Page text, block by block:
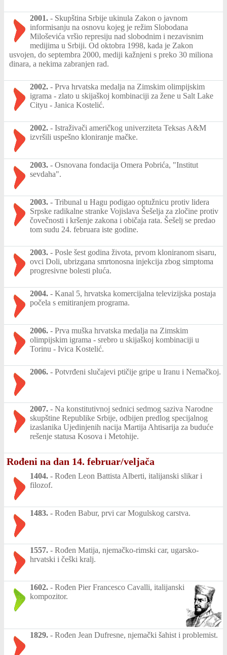
2001. - Skupština Srbije ukinula Zakon o javnom
informisanju na osnovu kojeg je režim Slobodana
Miloševića vršio represiju nad slobodnim i nezavisnim
medijima u Srbiji. Od oktobra 1998, kada je Zakon
usvojen, do septembra 2000, mediji kažnjeni s preko 30 miliona
dinara, a nekima zabranjen rad.
2002. - Prva hrvatska medalja na Zimskim olimpijskim
igrama - zlato u skijaškoj kombinaciji za žene u Salt Lake
Cityu - Janica Kostelić.
2002. - Istraživači američkog univerziteta Teksas A&M
izvršili uspešno kloniranje mačke.
2003. - Osnovana fondacija Omera Pobrića, "Institut
sevdaha".
2003. - Tribunal u Hagu podigao optužnicu protiv lidera
Srpske radikalne stranke Vojislava Šešelja za zločine protiv
čovečnosti i kršenje zakona i običaja rata. Šešelj se predao
tom sudu 24. februara iste godine.
2003. - Posle šest godina života, prvom kloniranom sisaru,
ovci Doli, ubrizgana smrtonosna injekcija zbog simptoma
progresivne bolesti pluća.
2004. - Kanal 5, hrvatska komercijalna televizijska postaja
počela s emitiranjem programa.
2006. - Prva muška hrvatska medalja na Zimskim
olimpijskim igrama - srebro u skijaškoj kombinaciji u
Torinu - Ivica Kostelić.
2006. - Potvrđeni slučajevi ptičije gripe u Iranu i Nemačkoj.
2007. - Na konstitutivnoj sednici sedmog saziva Narodne
skupštine Republike Srbije, odbijen predlog specijalnog
izaslanika Ujedinjenih nacija Martija Ahtisarija za buduće
rešenje statusa Kosova i Metohije.
Rođeni na dan 14. februar/veljača
1404. - Rođen Leon Battista Alberti, italijanski slikar i
filozof.
1483. - Rođen Babur, prvi car Mogulskog carstva.
1557. - Rođen Matija, njemačko-rimski car, ugarsko-
hrvatski i češki kralj.
1602. - Rođen Pier Francesco Cavalli, italijanski
kompozitor.
1829. - Rođen Jean Dufresne, njemački šahist i problemist.